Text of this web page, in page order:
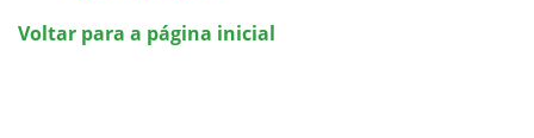
Voltar para a página inicial